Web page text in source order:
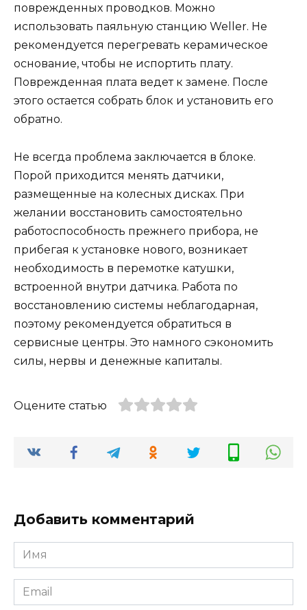
поврежденных проводков. Можно
использовать паяльную станцию Weller. Не
рекомендуется перегревать керамическое
основание, чтобы не испортить плату.
Поврежденная плата ведет к замене. После
этого остается собрать блок и установить его
обратно.
Не всегда проблема заключается в блоке.
Порой приходится менять датчики,
размещенные на колесных дисках. При
желании восстановить самостоятельно
работоспособность прежнего прибора, не
прибегая к установке нового, возникает
необходимость в перемотке катушки,
встроенной внутри датчика. Работа по
восстановлению системы неблагодарная,
поэтому рекомендуется обратиться в
сервисные центры. Это намного сэкономить
силы, нервы и денежные капиталы.
Оцените статью
Добавить комментарий
Имя
*
Email
*